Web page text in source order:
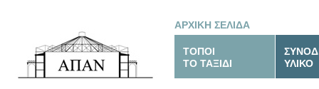
ΑΡΧΙΚΗ ΣΕΛΙΔΑ
ΤΟΠΟΙ
ΤΟ ΤΑΞΙΔΙ
ΥΛΙΚΟ